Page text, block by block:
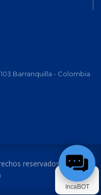
Barranquilla - Colombia
reservados / Creado